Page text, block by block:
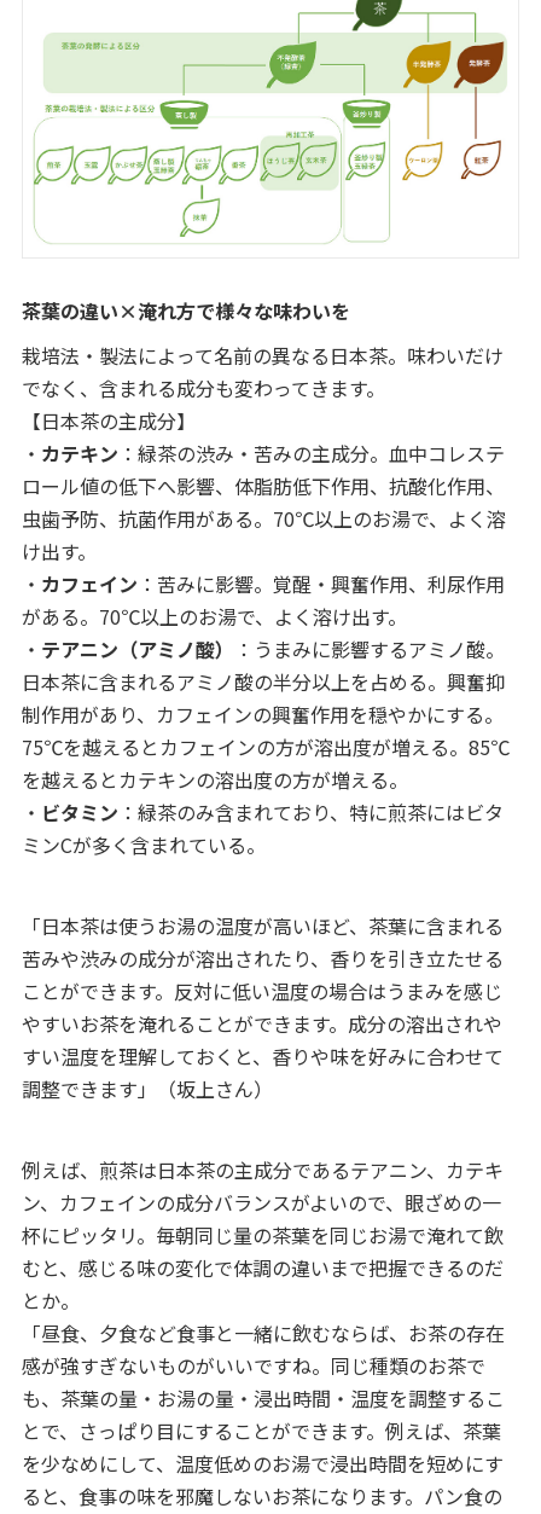
茶葉の違い×淹れ方で様々な味わいを
栽培法・製法によって名前の異なる日本茶。味わいだけ
でなく、含まれる成分も変わってきます。
【日本茶の主成分】
・ カテキン ：緑茶の渋み・苦みの主成分。血中コレステ
ロール値の低下へ影響、体脂肪低下作用、抗酸化作用、
虫歯予防、抗菌作用がある。70℃以上のお湯で、よく溶
け出す。
・ カフェイン ：苦みに影響。覚醒・興奮作用、利尿作用
がある。70℃以上のお湯で、よく溶け出す。
・ テアニン（アミノ酸）
：うまみに影響するアミノ酸。
日本茶に含まれるアミノ酸の半分以上を占める。興奮抑
制作用があり、カフェインの興奮作用を穏やかにする。
75℃を越えるとカフェインの方が溶出度が増える。85℃
を越えるとカテキンの溶出度の方が増える。
・ ビタミン ：緑茶のみ含まれており、特に煎茶にはビタ
ミンCが多く含まれている。
「日本茶は使うお湯の温度が高いほど、茶葉に含まれる
苦みや渋みの成分が溶出されたり、香りを引き立たせる
ことができます。反対に低い温度の場合はうまみを感じ
やすいお茶を淹れることができます。成分の溶出されや
すい温度を理解しておくと、香りや味を好みに合わせて
調整できます」（坂上さん）
例えば、煎茶は日本茶の主成分であるテアニン、カテキ
ン、カフェインの成分バランスがよいので、眼ざめの一
杯にピッタリ。毎朝同じ量の茶葉を同じお湯で淹れて飲
むと、感じる味の変化で体調の違いまで把握できるのだ
とか。
「昼食、夕食など食事と一緒に飲むならば、お茶の存在
感が強すぎないものがいいですね。同じ種類のお茶で
も、茶葉の量・お湯の量・浸出時間・温度を調整するこ
とで、さっぱり目にすることができます。例えば、茶葉
を少なめにして、温度低めのお湯で浸出時間を短めにす
ると、食事の味を邪魔しないお茶になります。パン食の